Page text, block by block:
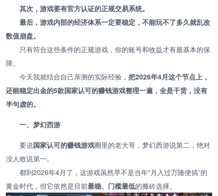
其次，游戏要有官方认证的正规交易系统。
最后，游戏内部的经济体系一定要稳定，不能玩不了多久就乱改
数值崩盘。
只有符合这些条件的正规游戏，你的账号和收益才有最基本的保
障。
今天我就结合自己亲测的实际经验， 把2026年4月这个节点上，
还能稳定出金的5款国家认可的赚钱游戏整理一遍，全是干货，没有
半句虚的。
一、梦幻西游
要说国家认可的赚钱游戏圈里的老大哥，梦幻西游说第二，绝对
没人敢说第一。
都到2026年4月了，这游戏虽然早不是当年“月入过万随便搞”的
黄金时代，但它依然是目前最稳、门槛最低的搬砖选择。